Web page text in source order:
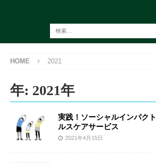
HOME 2021
年: 2021年
実践！ソーシャルインパク
ルスケアサービス
2021年4月15日